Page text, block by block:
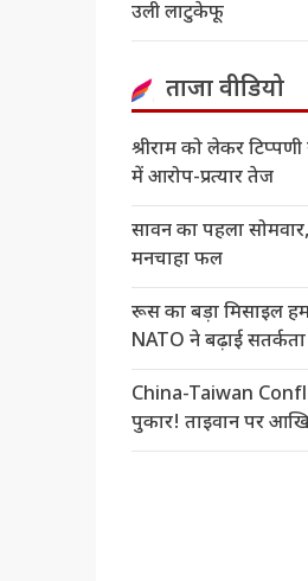
उली लाटुकेफू
ताजा वीडियो
श्रीराम को लेकर
में आरोप-प्रत्यार तेज
सावन का पहला
मनचाहा फल
रूस का बड़ा मिसाइल
NATO ने बढ़ाई सतर्कता
China-Taiwan
पुकार! ताइवान पर